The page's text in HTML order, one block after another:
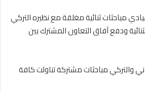
مباحثات ثنائية مغلقة مع نظيره التركي
ودفع آفاق التعاون المشترك بين
والتركي مباحثات مشتركة تناولت كافة